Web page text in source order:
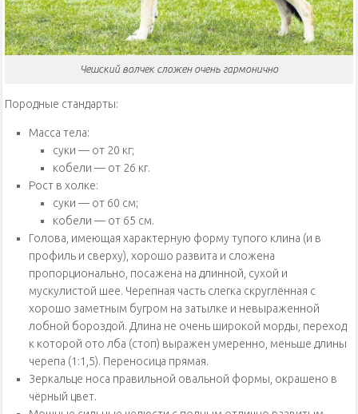
Чешский волчек сложен очень гармонично
Породные стандарты:
Масса тела:
суки — от 20 кг;
кобели — от 26 кг.
Рост в холке:
суки — от 60 см;
кобели — от 65 см.
Голова, имеющая характерную форму тупого клина (и в
профиль и сверху), хорошо развита и сложена
пропорционально, посажена на длинной, сухой и
мускулистой шее. Черепная часть слегка скруглённая с
хорошо заметным бугром на затылке и невыраженной
лобной бороздой. Длина не очень широкой морды, переход
к которой ото лба (стоп) выражен умеренно, меньше длины
черепа (1:1,5). Переносица прямая.
Зеркальце носа правильной овальной формы, окрашено в
чёрный цвет.